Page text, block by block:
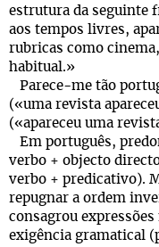
estrutura da seguinte
aos tempos livres,
rubricas como
habitual.»
Parece-me tão
(«uma revista
(«apareceu uma
Em português,
verbo + objecto
verbo + predicativo).
repugnar a ordem
consagrou
exigência gramatical